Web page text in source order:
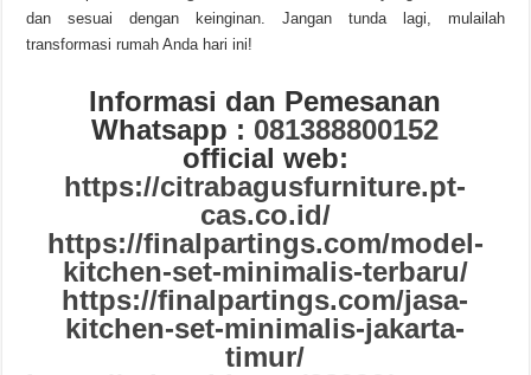
dan sesuai dengan keinginan. Jangan tunda lagi, mulailah
transformasi rumah Anda hari ini!
Informasi dan Pemesanan
Whatsapp : 081388800152
official web:
https://citrabagusfurniture.pt-
cas.co.id/
https://finalpartings.com/model-
kitchen-set-minimalis-terbaru/
https://finalpartings.com/jasa-
kitchen-set-minimalis-jakarta-
timur/